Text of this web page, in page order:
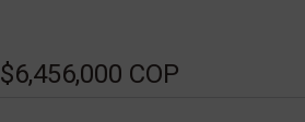
$6,456,000 COP